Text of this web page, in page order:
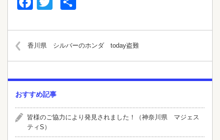
香川県 シルバーのホンダ today盗難
おすすめ記事
皆様のご協力により発見されました！（神奈川県 マジェス
ティS）